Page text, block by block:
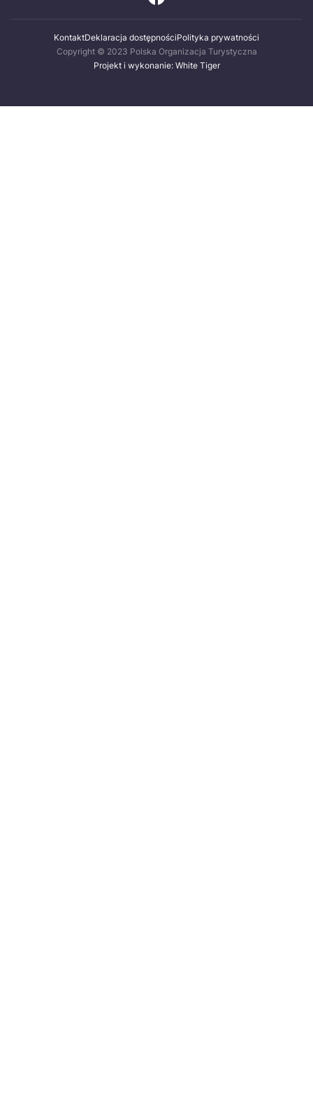
KontaktDeklaracja dostępnościPolityka prywatności
Copyright © 2023 Polska Organizacja Turystyczna
Projekt i wykonanie: White Tiger